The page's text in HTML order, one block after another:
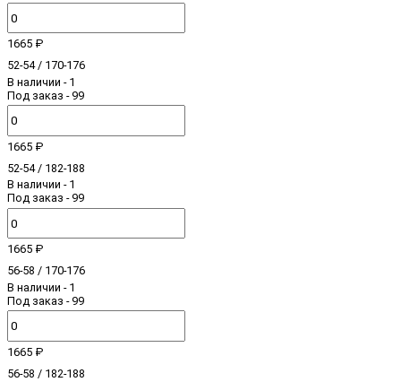
1665 ₽
52-54 / 170-176
В наличии - 1
Под заказ - 99
1665 ₽
52-54 / 182-188
В наличии - 1
Под заказ - 99
1665 ₽
56-58 / 170-176
В наличии - 1
Под заказ - 99
1665 ₽
56-58 / 182-188